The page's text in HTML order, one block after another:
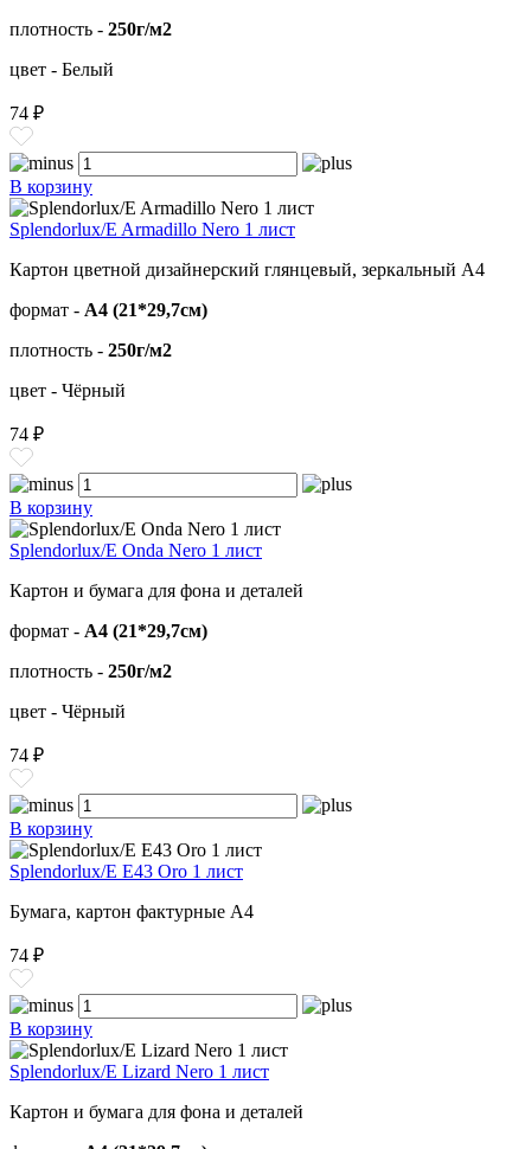
плотность - 250г/м2
цвет - Белый
74 ₽
В корзину
Splendorlux/E Armadillo Nero 1 лист
Картон цветной дизайнерский глянцевый, зеркальный А4
формат - А4 (21*29,7см)
плотность - 250г/м2
цвет - Чёрный
74 ₽
В корзину
Splendorlux/E Onda Nero 1 лист
Картон и бумага для фона и деталей
формат - А4 (21*29,7см)
плотность - 250г/м2
цвет - Чёрный
74 ₽
В корзину
Splendorlux/E E43 Oro 1 лист
Бумага, картон фактурные А4
74 ₽
В корзину
Splendorlux/E Lizard Nero 1 лист
Картон и бумага для фона и деталей